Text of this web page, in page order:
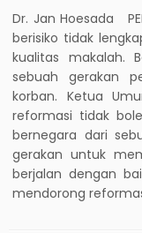
Dr. Jan Hoesada
berisiko tidak
kualitas makalah.
sebuah gerakan
korban. Ketua
reformasi tidak
bernegara dari
gerakan untuk
berjalan dengan
mendorong